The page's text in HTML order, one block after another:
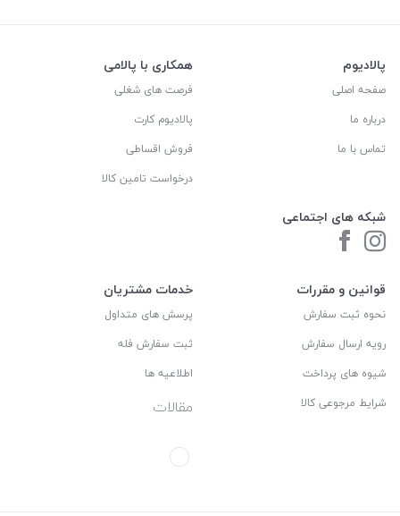
پالادیوم
صفحه اصلی
درباره ما
تماس با ما
شبکه های اجتماعی
همکاری با پالامی
فرصت های شغلی
پالادیوم کارت
فروش اقساطی
درخواست تامین کالا
قوانین و مقررات
نحوه ثبت سفارش
رویه ارسال سفارش
شیوه های پرداخت
شرایط مرجوعی کالا
خدمات مشتریان
پرسش های متداول
ثبت سفارش فله
اطلاعیه ها
مقالات